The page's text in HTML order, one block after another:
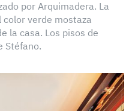
por Arquimadera. La
verde mostaza
la casa. Los pisos de
Stéfano.